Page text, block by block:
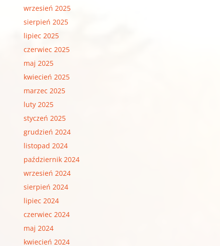
wrzesień 2025
sierpień 2025
lipiec 2025
czerwiec 2025
maj 2025
kwiecień 2025
marzec 2025
luty 2025
styczeń 2025
grudzień 2024
listopad 2024
październik 2024
wrzesień 2024
sierpień 2024
lipiec 2024
czerwiec 2024
maj 2024
kwiecień 2024